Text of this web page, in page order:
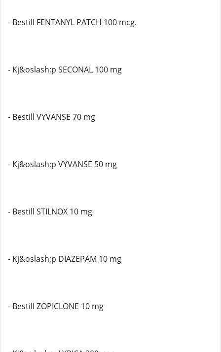
- Bestill FENTANYL PATCH 100 mcg.
- Kj&oslash;p SECONAL 100 mg
- Bestill VYVANSE 70 mg
- Kj&oslash;p VYVANSE 50 mg
- Bestill STILNOX 10 mg
- Kj&oslash;p DIAZEPAM 10 mg
- Bestill ZOPICLONE 10 mg